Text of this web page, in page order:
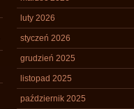
luty 2026
styczeń 2026
grudzień 2025
listopad 2025
październik 2025